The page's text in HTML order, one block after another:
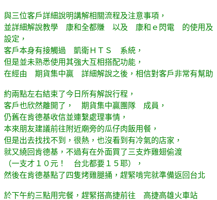
與三位客戶詳細說明講解相關流程及注意事項，
並詳細解說教學 康和全都賺 以及 康和ｅ閃電 的使用及
設定，
客戶本身有接觸過 凱衛ＨＴＳ 系統，
但是並未熟悉使用其強大互相搭配功能，
在經由 期貨集中贏 詳細解說之後，相信對客戶非常有幫助
約兩點左右結束了今日所有解說行程，
客戶也欣然離開了， 期貨集中贏團隊 成員，
仍舊在肯德基收信並連繫處理事情，
本來朋友建議前往附近廟旁的瓜仔肉飯用餐，
但是出去找找不到，很熱，也沒看到有冷氣的店家，
就又繞回肯德基，不過有在外面買了三支炸雞翅偷渡
（一支才１０元！ 台北都要１５耶），
然後在肯德基點了四隻烤雞腿捅，趕緊啃完就準備返回台北
於下午約三點用完餐，趕緊搭高捷前往 高捷高雄火車站